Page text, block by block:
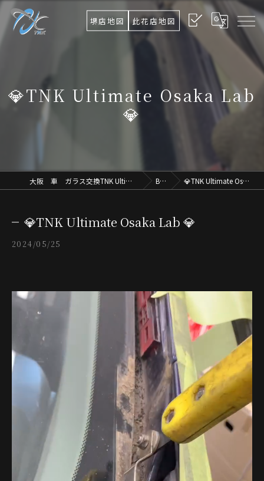
堺店地図 此花店地図
💎TNK Ultimate Osaka Lab
💎
大阪 車 ガラス交換TNK Ultimate Osaka.Lab Blog 💎TNK Ultimate Osaka Lab 💎
💎TNK Ultimate Osaka Lab 💎
2024/05/25